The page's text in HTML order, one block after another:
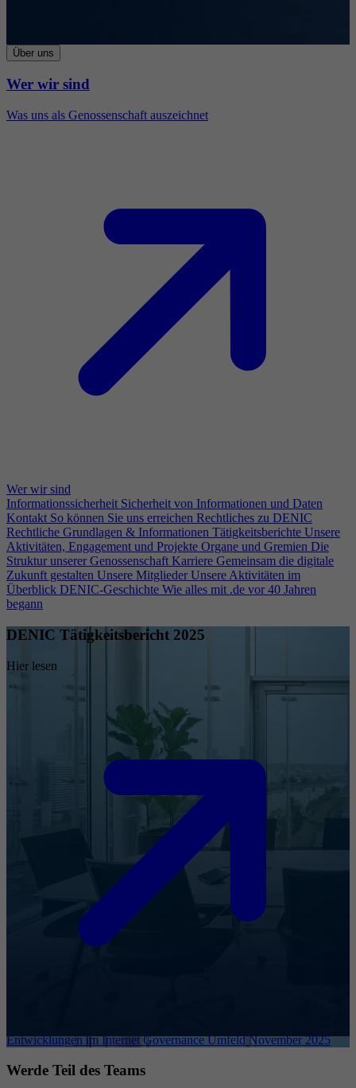
Über uns
Wer wir sind
Was uns als Genossenschaft auszeichnet
Wer wir sind
Informationssicherheit Sicherheit von Informationen und Daten
Kontakt So können Sie uns erreichen Rechtliches zu DENIC
Rechtliche Grundlagen & Informationen Tätigkeitsberichte Unsere
Aktivitäten, Engagement und Projekte Organe und Gremien Die
Struktur unserer Genossenschaft Karriere Gemeinsam die digitale
Zukunft gestalten Unsere Mitglieder Unsere Aktivitäten im
Überblick DENIC-Geschichte Wie alles mit .de vor 40 Jahren
begann
DENIC Tätigkeitsbericht 2025
Hier lesen
Entwicklungen im Internet Governance Umfeld November 2025
Werde Teil des Teams